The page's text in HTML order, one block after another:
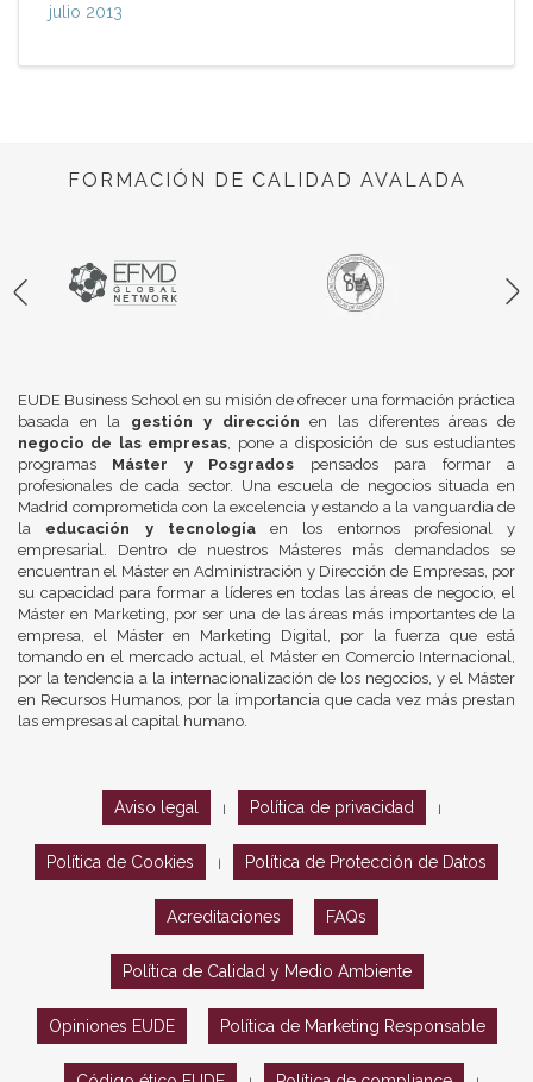
julio 2013
FORMACIÓN DE CALIDAD AVALADA
EUDE Business School en su misión de ofrecer una formación práctica
basada en la gestión y dirección en las diferentes áreas de
negocio de las empresas, pone a disposición de sus estudiantes
programas Máster y Posgrados pensados para formar a
profesionales de cada sector. Una escuela de negocios situada en
Madrid comprometida con la excelencia y estando a la vanguardia de
la educación y tecnologíaen los entornos profesional y
empresarial. Dentro de nuestros Másteres más demandados se
encuentran el Máster en Administración y Dirección de Empresas, por
su capacidad para formar a líderes en todas las áreas de negocio, el
Máster en Marketing, por ser una de las áreas más importantes de la
empresa, el Máster en Marketing Digital, por la fuerza que está
tomando en el mercado actual, el Máster en Comercio Internacional,
por la tendencia a la internacionalización de los negocios, y el Máster
en Recursos Humanos, por la importancia que cada vez más prestan
las empresas al capital humano.
Aviso legal Política de privacidad
Política de Cookies Política de Protección de Datos
Acreditaciones FAQs
Política de Calidad y Medio Ambiente
Opiniones EUDE Política de Marketing Responsable